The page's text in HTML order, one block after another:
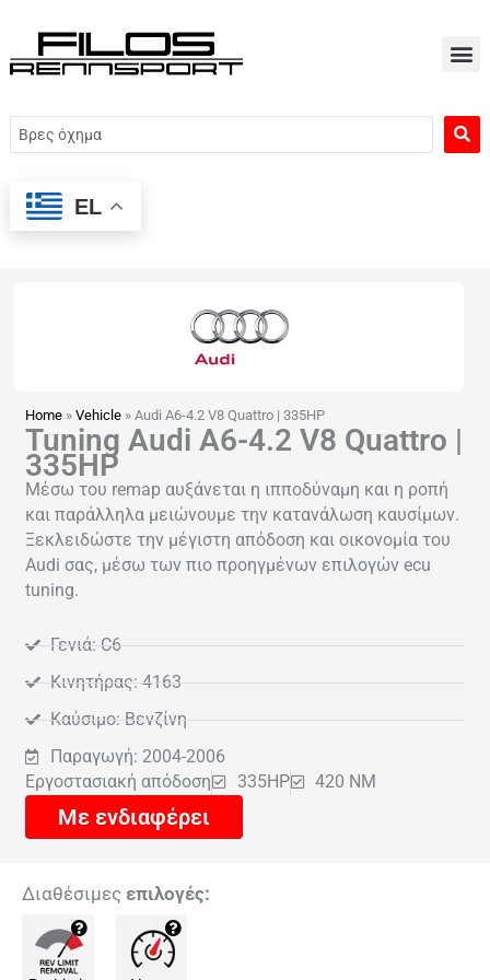
περιεχόμενο
Search
...
EL
Home »Vehicle »Audi A6-4.2 V8 Quattro | 335HP
Tuning Audi A6-4.2 V8 Quattro |
335HP
Μέσω του remap αυξάνεται η ιπποδύναμη και η ροπή
και παράλληλα μειώνουμε την κατανάλωση καυσίμων.
Ξεκλειδώστε την μέγιστη απόδοση και οικονομία του
Audi σας, μέσω των πιο προηγμένων επιλογών ecu
tuning.
Γενιά: C6
Κινητήρας: 4163
Καύσιμο: Βενζίνη
Παραγωγή: 2004-2006
Εργοστασιακή απόδοση
335HP 420 NM
Με ενδιαφέρει
Διαθέσιμες επιλογές: